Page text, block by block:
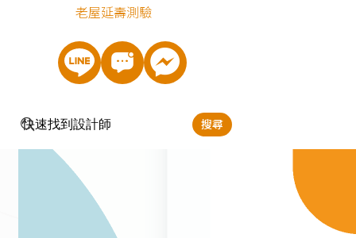
老屋延壽測驗
搜尋